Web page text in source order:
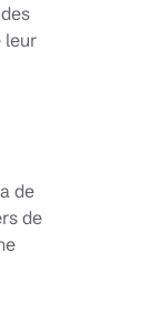
leur
de
de